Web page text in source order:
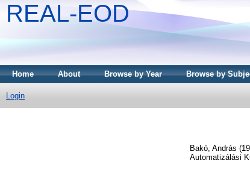
REAL-EOD
Home About Browse by Year Browse by
Login
Bakó, András
Automatizálási